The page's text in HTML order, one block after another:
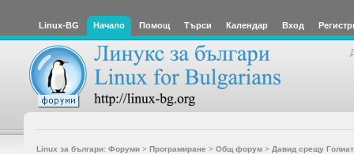
Linux-BG Начало Помощ Търси Календар Вход
Linux за българи: Форуми> Програмиране > Общ форум> Давид срещу Голиат